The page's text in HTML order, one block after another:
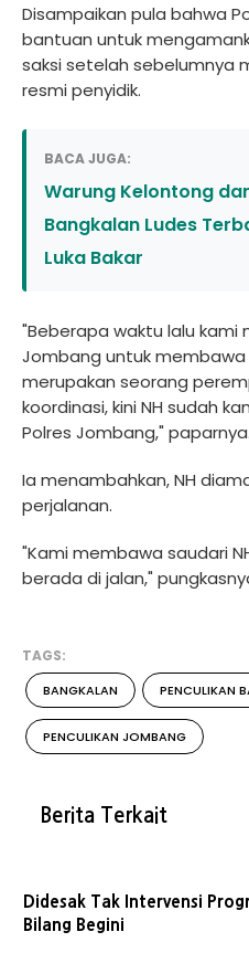
Disampaikan pula bahwa
bantuan untuk
saksi setelah sebelumnya
resmi penyidik.
BACA JUGA:
Warung Kelontong
Bangkalan Ludes
Luka Bakar
"Beberapa waktu lalu kami
Jombang untuk membawa
merupakan seorang
koordinasi, kini NH sudah
Polres Jombang," paparnya.
Ia menambahkan, NH
perjalanan.
"Kami membawa saudari
berada di jalan,"
TAGS:
BANGKALAN PENCULIKAN
PENCULIKAN JOMBANG
Berita Terkait
Didesak Tak Intervensi
Bilang Begini